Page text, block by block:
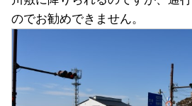
のでお勧めできません。